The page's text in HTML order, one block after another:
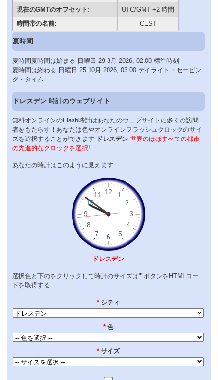
現在のGMTのオフセット:
UTC/GMT +2 時間
時間帯の名前:
CEST
夏時間
夏時間夏時間は始まる 日曜日 29 3月 2026, 02:00 標準時刻
夏時間は終わる 日曜日 25 10月 2026, 03:00 デイライト・セービン
グ・タイム
ドレスデン 時計のウェブサイト
無料オンラインのFlash時計はあなたのウェブサイトに多くの訪問
者をもたらす！あなたは色やオンラインフラッシュクロックのサイ
ズを選択することができます
ドレスデン 世界のほぼすべての都市
の先進的なクロックを選択!
あなたの時計はこのように見えます
ドレスデン
選択色と下のをクリックして時計のサイズは""ボタンをHTMLコー
ドを取得する:
* シティ
* 色
* サイズ